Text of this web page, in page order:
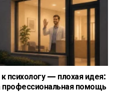
психологу — плохая идея:
профессиональная помощь